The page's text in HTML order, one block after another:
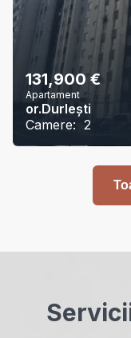
131,900€
Apartament
or.Durlești
Camere: 2